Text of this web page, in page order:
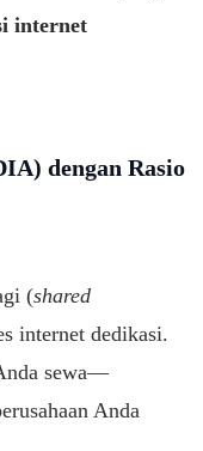
internet
dengan Rasio
(shared
internet dedikasi.
sewa—
Anda